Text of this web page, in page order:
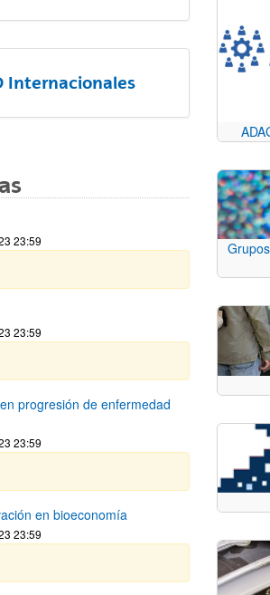
Internacionales
23:59
23:59
progresión de enfermedad
23:59
en bioeconomía
23:59